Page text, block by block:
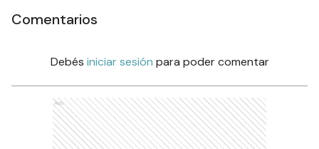
Comentarios
Debés iniciar sesión para poder comentar
Ads